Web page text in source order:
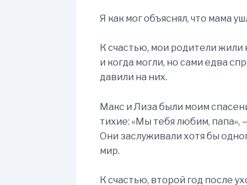
Я как мог объяснял, что мама
К счастью, мои родители жили
и когда могли, но сами едва
давили на них.
Макс и Лиза были моим
тихие: «Мы тебя любим, папа»,
Они заслуживали хотя бы
мир.
К счастью, второй год после